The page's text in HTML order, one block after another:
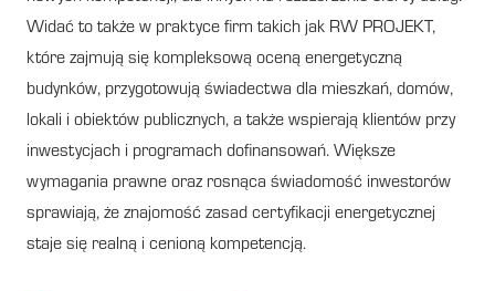
Widać to także w praktyce firm takich jak RW PROJEKT,
które zajmują się kompleksową oceną energetyczną
budynków, przygotowują świadectwa dla mieszkań, domów,
lokali i obiektów publicznych, a także wspierają klientów przy
inwestycjach i programach dofinansowań. Większe
wymagania prawne oraz rosnąca świadomość inwestorów
sprawiają, że znajomość zasad certyfikacji energetycznej
staje się realną i cenioną kompetencją.